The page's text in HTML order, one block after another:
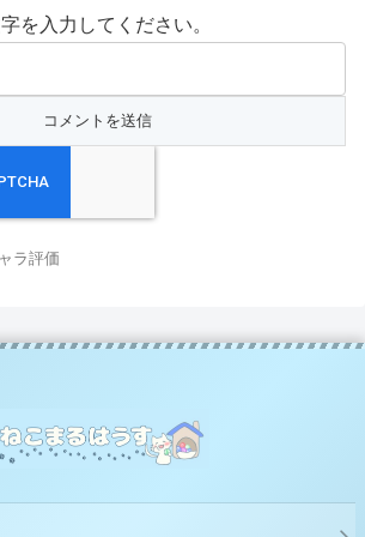
を入力してください。
ラ評価